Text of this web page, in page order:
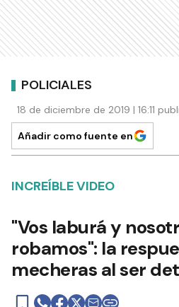
POLICIALES
18 de diciembre de 2019 | 16:11
Añadir como fuente en
INCREÍBLE VIDEO
"Vos laburá y
robamos": la
mecheras al ser